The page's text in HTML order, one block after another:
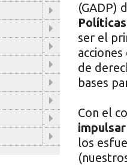
(GADP)
ser el
de
bases
Con el
los